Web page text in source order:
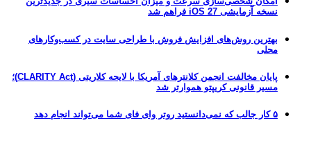
نسخه آزمایشی iOS 27 فراهم شد
بهترین روش‌های افزایش فروش با طراحی سایت در کسب‌وکارهای
محلی
پایان مخالفت انجمن کلانترهای آمریکا با لایحه کلاریتی (CLARITY Act)؛
مسیر قانونی کریپتو هموارتر شد
۵ کار جالب که نمی‌دانستید روتر وای فای شما می‌تواند انجام دهد